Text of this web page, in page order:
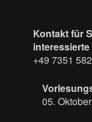
Kontakt für
interessierte
+49 7351
05.